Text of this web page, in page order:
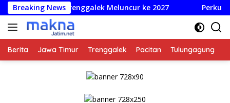
Langsung
ke
konten
Breaking News
Trenggalek Meluncur ke 2027 Perkuat Tata Kelola
Berita Jawa Timur Trenggalek Pacitan Tulungagung